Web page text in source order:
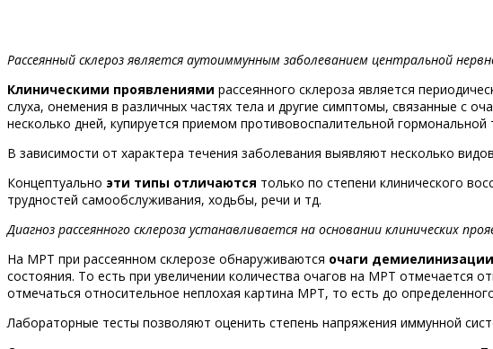
Рассеянный склероз является аутоиммунным заболеванием центральной
Клиническими проявлениями рассеянного склероза является
слуха, онемения в различных частях тела и другие симптомы, связанные с
несколько дней, купируется приемом противовоспалительной гормональной
В зависимости от характера течения заболевания выявляют несколько
Концептуально эти типы отличаются только по степени клинического
трудностей самообслуживания, ходьбы, речи и тд.
Диагноз рассеянного склероза устанавливается на основании клинических
На МРТ при рассеянном склерозе обнаруживаются очаги демиелинизации
состояния. То есть при увеличении количества очагов на МРТ отмечается
отмечаться относительное неплохая картина МРТ, то есть до
Лабораторные тесты позволяют оценить степень напряжения иммунной